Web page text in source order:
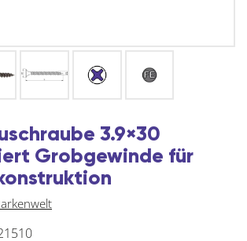
3.9×30
Grobgewinde für